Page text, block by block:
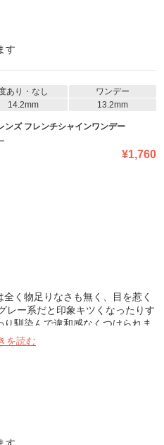
す
あり・なし
ワンデー
14.2mm
13.2mm
ンズ フレンチシャインワンデー
¥1,760
く物足りなさも無く、目を惹く
レー系だと印象キツくなったりす
馴染んで違和感なくつけられま
たグレー。 どなたでも使いや
もあまり気にならなかったです♪
を読む